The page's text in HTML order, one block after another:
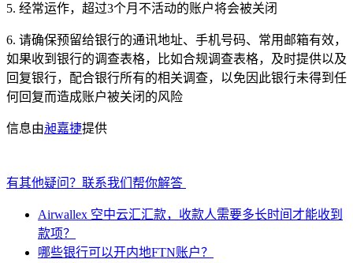
5. 经常运作，超过3个月不活动的账户将会被关闭
6. 请确保预留给银行的通讯地址、手机号码、常用邮箱有效，
如果收到银行的调查表格，比如合规调查表格，及时提供以及
回复银行，配合银行所有的相关调查，以免因此银行未得到任
何回复而造成账户被关闭的风险
信息由昶嘉捷提供
有其他疑问？联系我们帮你解答
Airwallex 空中云汇汇款，收款人需要多长时间才能收到
款项？
哪些银行可以开内地FTN账户？